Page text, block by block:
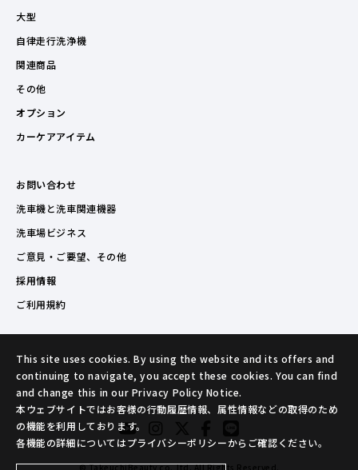
大型
自律走行洗浄機
関連商品
その他
オプション
カーケアアイテム
お問い合わせ
洗車機と洗車関連機器
洗車場ビジネス
ご意見・ご要望、その他
採用情報
ご利用規約
© TakeuchiBeauty co.,ltd. All Rights Reserved.
This site uses cookies. By using the website and its offers and
continuing to navigate, you accept these cookies. You can find
and change this in our Privacy Policy Notice.
本ウェブサイトではお客様の行動履歴情報、属性情報などの取得のため
の機能を利用しております。
各機能の詳細についてはプライバシーポリシーからご確認ください。